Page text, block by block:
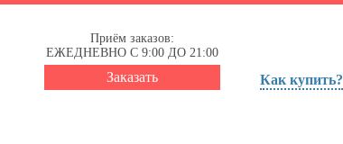
Приём заказов:
ЕЖЕДНЕВНО С 9:00 ДО 21:00
Заказать Как купить?